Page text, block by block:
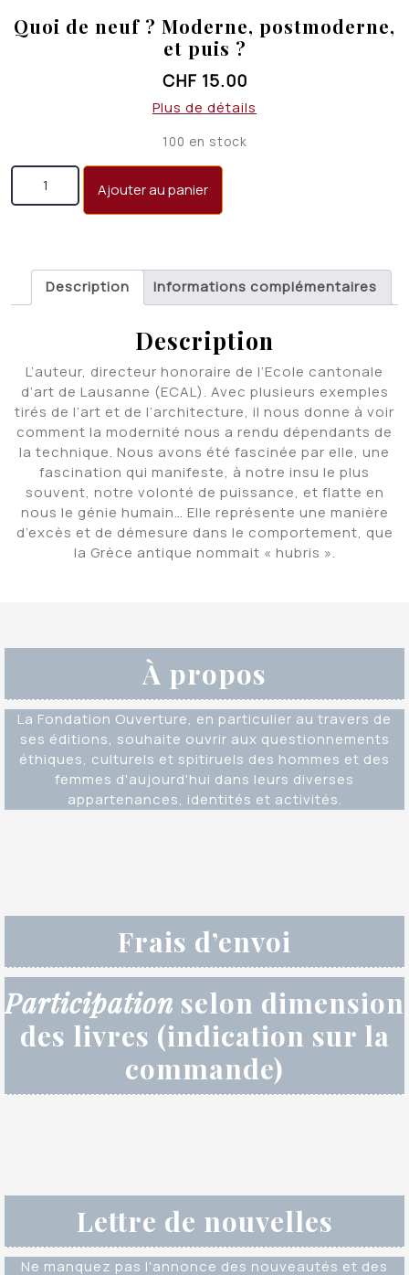
Quoi de neuf ? Moderne, postmoderne,
et puis ?
CHF 15.00
Plus de détails
100 en stock
quantité de Quoi de neuf ? Moderne, postmoderne,
et puis ?
Ajouter au panier
Description Informations complémentaires
Description
L’auteur, directeur honoraire de l’Ecole cantonale
d’art de Lausanne (ECAL). Avec plusieurs exemples
tirés de l’art et de l’architecture, il nous donne à voir
comment la modernité nous a rendu dépendants de
la technique. Nous avons été fascinée par elle, une
fascination qui manifeste, à notre insu le plus
souvent, notre volonté de puissance, et flatte en
nous le génie humain… Elle représente une manière
d’excès et de démesure dans le comportement, que
la Grèce antique nommait « hubris ».
À propos
La Fondation Ouverture, en particulier au travers de
ses éditions, souhaite ouvrir aux questionnements
éthiques, culturels et spitiruels des hommes et des
femmes d'aujourd'hui dans leurs diverses
appartenances, identités et activités.
Frais d’envoi
Participation selon dimension
des livres (indication sur la
commande)
Lettre de nouvelles
Ne manquez pas l'annonce des nouveautés et des